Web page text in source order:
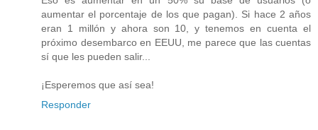
aumentar el porcentaje de los que pagan). Si hace 2 años
eran 1 millón y ahora son 10, y tenemos en cuenta el
próximo desembarco en EEUU, me parece que las cuentas
sí que les pueden salir...
¡Esperemos que así sea!
Responder